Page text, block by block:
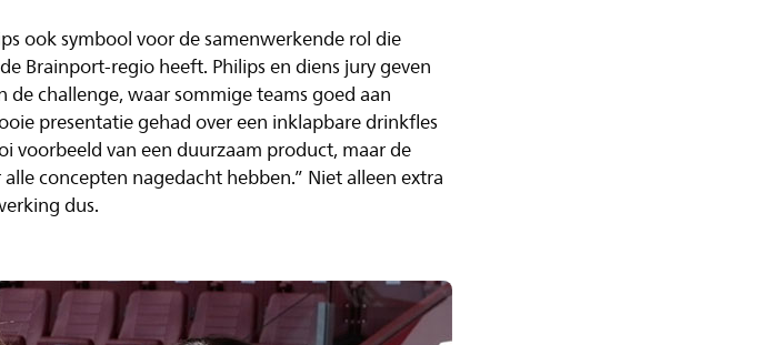
ook symbool voor de samenwerkende rol die
Brainport-regio heeft. Philips en diens jury geven
challenge, waar sommige teams goed aan
presentatie gehad over een inklapbare drinkfles
voorbeeld van een duurzaam product, maar de
concepten nagedacht hebben.” Niet alleen extra
dus.